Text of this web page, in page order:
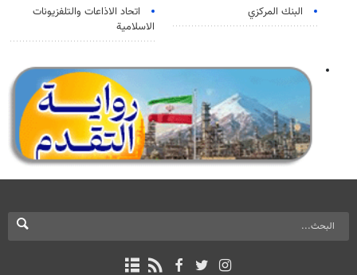
البنك المركزي
اتحاد الاذاعات والتلفزيونات
الاسلامية